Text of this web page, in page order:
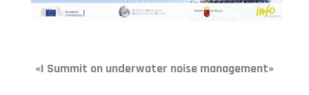
«I Summit on underwater noise management»